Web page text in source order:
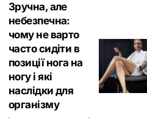
Зручна, але
небезпечна:
чому не варто
часто сидіти в
позиції нога на
ногу і які
наслідки для
організму